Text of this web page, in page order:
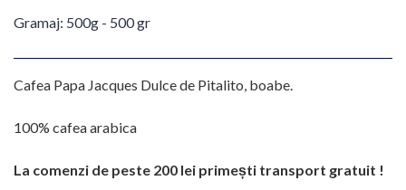
Gramaj: 500g - 500 gr
Cafea Papa Jacques Dulce de Pitalito, boabe.
100% cafea arabica
La comenzi de peste 200 lei primești transport gratuit !